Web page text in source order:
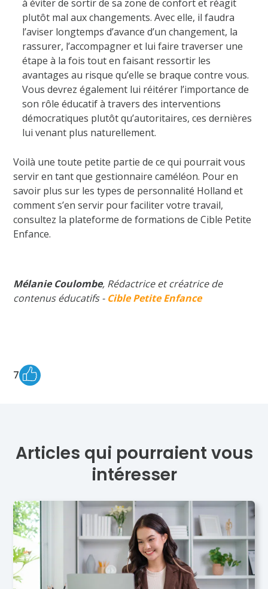
à éviter de sortir de sa zone de confort et réagit
plutôt mal aux changements. Avec elle, il faudra
l’aviser longtemps d’avance d’un changement, la
rassurer, l’accompagner et lui faire traverser une
étape à la fois tout en faisant ressortir les
avantages au risque qu’elle se braque contre vous.
Vous devrez également lui réitérer l’importance de
son rôle éducatif à travers des interventions
démocratiques plutôt qu’autoritaires, ces dernières
lui venant plus naturellement.
Voilà une toute petite partie de ce qui pourrait vous
servir en tant que gestionnaire caméléon. Pour en
savoir plus sur les types de personnalité Holland et
comment s’en servir pour faciliter votre travail,
consultez la plateforme de formations de Cible Petite
Enfance.
Mélanie Coulombe, Rédactrice et créatrice de
contenus éducatifs - Cible Petite Enfance
7
Articles qui pourraient vous
intéresser